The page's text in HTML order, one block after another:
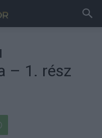
– 1. rész